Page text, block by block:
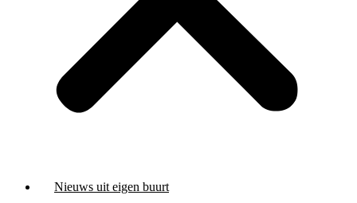
Nieuws uit eigen buurt